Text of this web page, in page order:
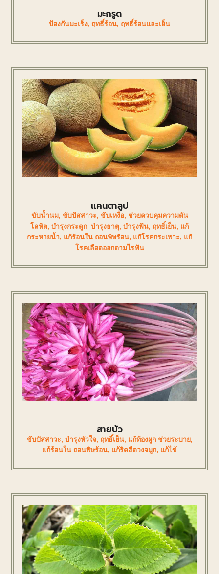
มะกรูด
ป้องกันมะเร็ง, ฤทธิ์ร้อน, ฤทธิ์ร้อนและเย็น
แคนตาลูป
ขับน้ำนม, ขับปัสสาวะ, ขับเหงื่อ, ช่วยควบคุมความดัน
โลหิต, บำรุงกระดูก, บำรุงธาตุ, บำรุงฟัน, ฤทธิ์เย็น, แก้
กระหายน้ำ, แก้ร้อนใน ถอนพิษร้อน, แก้โรคกระเพาะ, แก้
โรคเลือดออกตามไรฟัน
สายบัว
ขับปัสสาวะ, บำรุงหัวใจ, ฤทธิ์เย็น, แก้ท้องผูก ช่วยระบาย,
แก้ร้อนใน ถอนพิษร้อน, แก้ริดสีดวงจมูก, แก้ไข้